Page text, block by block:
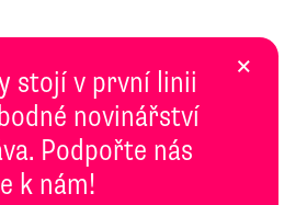
stojí v první linii
novinářství
Podpořte nás
k nám!
×